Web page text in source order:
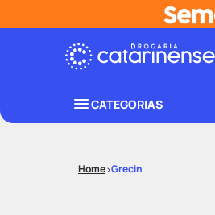
CATEGORIAS
Grecin